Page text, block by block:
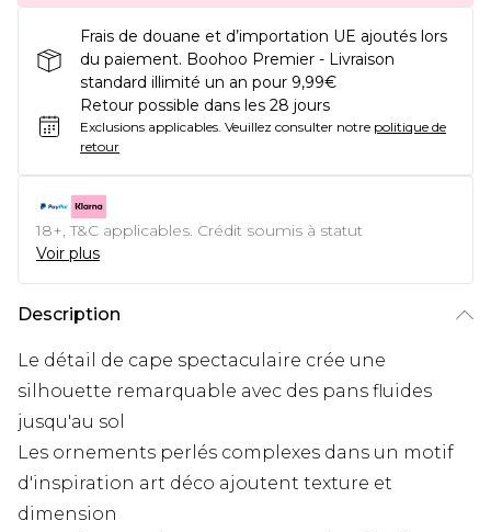
Frais de douane et d’importation UE ajoutés lors
du paiement. Boohoo Premier - Livraison
standard illimité un an pour 9,99€
Retour possible dans les 28 jours
Exclusions applicables. Veuillez consulter notre politique de
retour
18+, T&C applicables. Crédit soumis à statut
Voir plus
Description
Le détail de cape spectaculaire crée une
silhouette remarquable avec des pans fluides
jusqu'au sol
Les ornements perlés complexes dans un motif
d'inspiration art déco ajoutent texture et
dimension